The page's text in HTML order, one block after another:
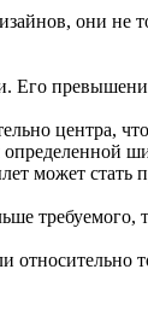
они не
Его
центра,
определенной
может стать
требуемого,
относительно